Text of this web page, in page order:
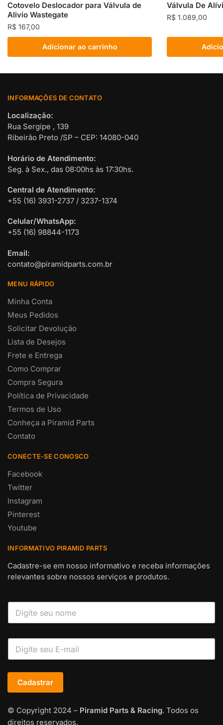
Cotovelo Deslocador para Válvula de
Alivio Wastegate
R$ 167,00
Adicionar ao carrinho
Válvula De
R$ 1.089,00
INFORMAÇÕES DE CONTATO
Localização:
Rua Sergipe , 139
Ribeirão Preto /SP – CEP: 14080-040
Horário de Atendimento:
Seg. à Sex., das 08:00hs às 17:30hs.
Central de Atendimento:
+55 (16) 3931-2737 / 3237-1374
Celular/WhatsApp:
+55 (16) 98844-1173
Email:
contato@piramidparts.com.br
MENU RÁPIDO
Minha Conta
Meus Pedidos
Solicitar Devolução
Lista de Desejos
Frete e Entrega
Como Comprar
Compra Segura
Política de Privacidade
Termos de Uso
Conheça a Piramid Parts
Contato
CONECTE-SE CONOSCO
Facebook
Twitter
Instagram
Pinterest
Youtube
INFORMATIVO PIRAMID PARTS
Cadastre-se em nosso informativo e receba informações
relevantes sobre nossos serviços e produtos.
Cadastrar
© Copyright 2024 – Piramid Parts & Racing. Todos os
direitos reservados.